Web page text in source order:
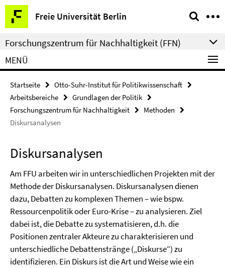
Springe
direkt
zu
Inhalt
Freie Universität Berlin
Service-
Navigation
Forschungszentrum für Nachhaltigkeit (FFN)
MENÜ
Startseite
Otto-Suhr-Institut für Politikwissenschaft
Arbeitsbereiche
Grundlagen der Politik
Forschungszentrum für Nachhaltigkeit
Methoden
Diskursanalysen
Diskursanalysen
Am FFU arbeiten wir in unterschiedlichen Projekten mit der
Methode der Diskursanalysen. Diskursanalysen dienen
dazu, Debatten zu komplexen Themen – wie bspw.
Ressourcenpolitik oder Euro-Krise – zu analysieren. Ziel
dabei ist, die Debatte zu systematisieren, d.h. die
Positionen zentraler Akteure zu charakterisieren und
unterschiedliche Debattenstränge („Diskurse“) zu
identifizieren. Ein Diskurs ist die Art und Weise wie ein